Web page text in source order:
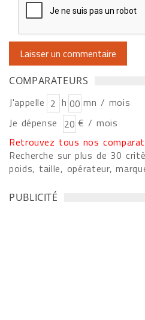
COMPARATEURS
J'appelle h
mn / mois
Je dépense
€ / mois
Retrouvez tous nos
Recherche sur plus de 30
poids, taille, opérateur,
PUBLICITÉ